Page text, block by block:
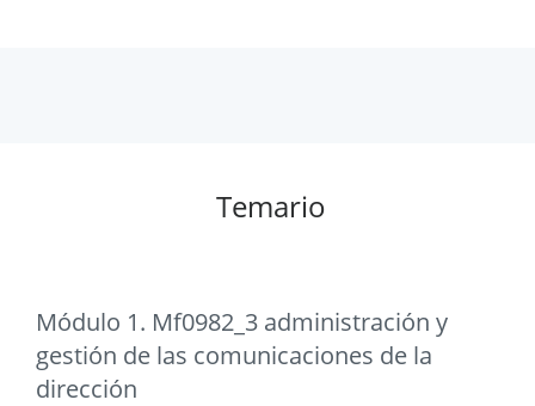
Temario
Módulo 1. Mf0982_3 administración y
gestión de las comunicaciones de la
dirección